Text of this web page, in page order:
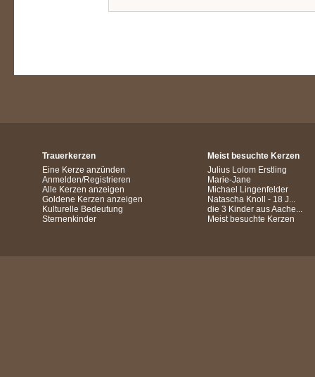
Trauerkerzen
Eine Kerze anzünden
Anmelden/Registrieren
Alle Kerzen anzeigen
Goldene Kerzen anzeigen
Kulturelle Bedeutung
Sternenkinder
Meist besuchte Kerzen
Julius Lolom Erstling
Marie-Jane
Michael Lingenfelder
Natascha Knoll - 18 J...
die 3 Kinder aus Aache...
Meist besuchte Kerzen